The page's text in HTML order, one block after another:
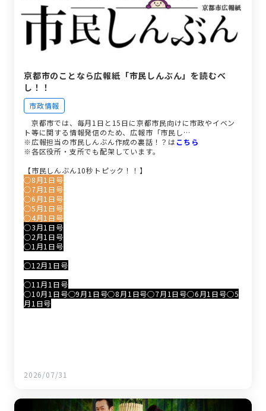
京都市のことなら広報紙「市民しんぶん」を読むべ
し！！
市政情報
京都市では、毎月1日と15日に京都市民向けに市政やイベン
ト等に関する情報発信のため、広報市「市民し…
※広報担当の市民しんぶん作成の裏話！？はこちら
※各区役所・支所でも配架しています。
【市民しんぶん10秒トピック！！】
○8月1日号
○7月1日号
○6月1日号
○5月1日号
○4月1日号
○3月1日号
○2月1日号
○1月1日号
○12月1日号
○11月1日号
○10月1日号○9月1日号○8月1日号○7月1日号○6月1日号○5
月1日号
2026/07/31